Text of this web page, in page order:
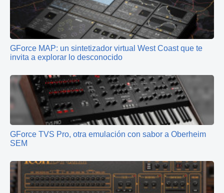
GForce MAP: un sintetizador virtual West Coast que te
invita a explorar lo desconocido
GForce TVS Pro, otra emulación con sabor a Oberheim
SEM